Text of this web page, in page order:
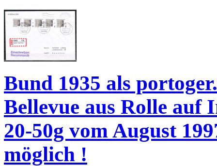
Bund 1935 als
Bellevue aus Rolle auf
20-50g vom August
möglich !